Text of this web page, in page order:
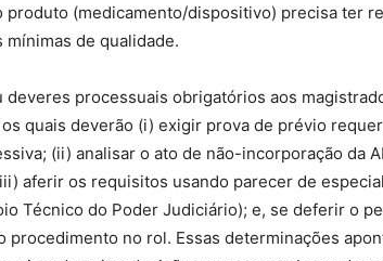
produto (medicamento/dispositivo) precisa ter
de qualidade.
deveres processuais obrigatórios aos
quais deverão (i) exigir prova de prévio
(ii) analisar o ato de não-incorporação da
aferir os requisitos usando parecer de
Técnico do Poder Judiciário); e, se deferir o
procedimento no rol. Essas determinações